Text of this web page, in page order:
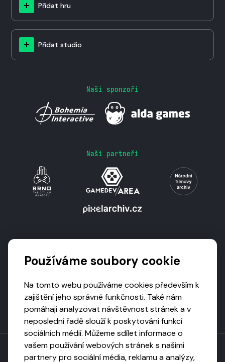
Přidat hru
Přidat studio
Naši sponzoři
Naši partneři
Používáme soubory cookie
Na tomto webu používáme cookies především k
zajištění jeho správné funkčnosti. Také nám
pomáhají analyzovat návštěvnost stránek a v
neposlední řadě slouží k poskytování funkcí
sociálních médií. Můžeme sdílet informace o
vašem používání webových stránek s našimi
partnery pro sociální média, reklamu a analýzy,